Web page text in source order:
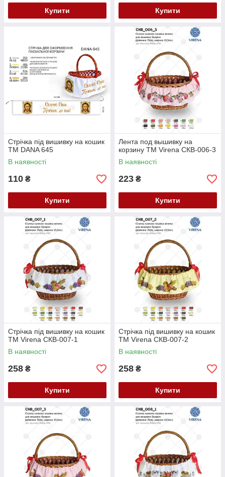
Купити Купити
Стрічка під вишивку на кошик
ТМ DANA 645
В наявності
110 ₴
Купити
Лента под вышивку на
корзину ТМ Virena СКВ-006-3
В наявності
223 ₴
Купити
Стрічка під вишивку на кошик
ТМ Virena СКВ-007-1
В наявності
258 ₴
Купити
Стрічка під вишивку на кошик
ТМ Virena СКВ-007-2
В наявності
258 ₴
Купити